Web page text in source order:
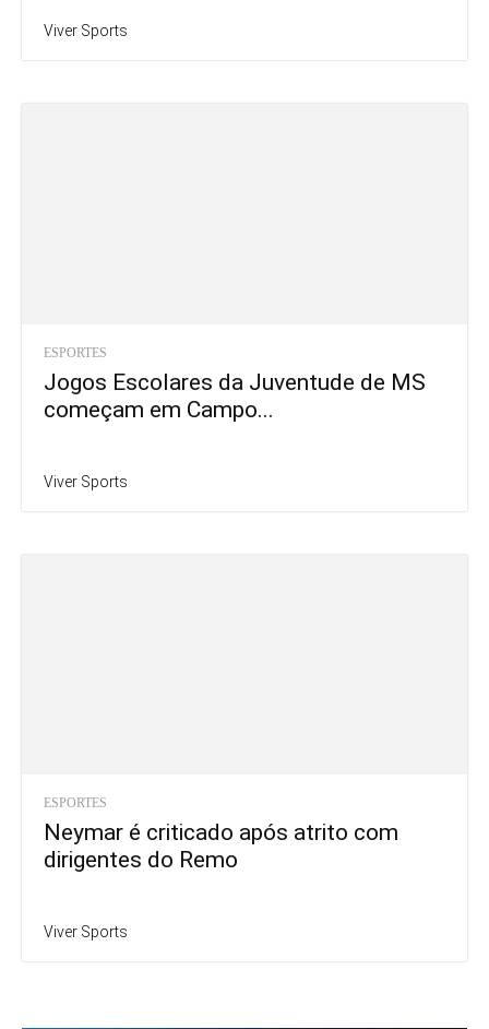
Viver Sports
ESPORTES
Jogos Escolares da Juventude de MS
começam em Campo...
Viver Sports
ESPORTES
Neymar é criticado após atrito com
dirigentes do Remo
Viver Sports